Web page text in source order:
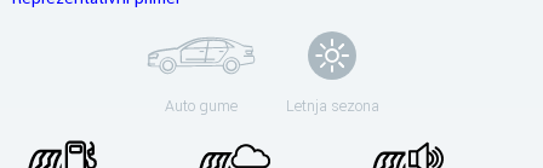
Auto gume Letnja sezona